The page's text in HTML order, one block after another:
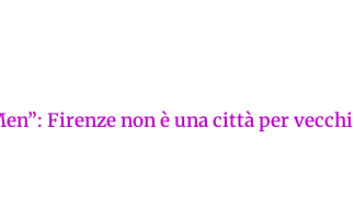
Firenze non è una città per vecchi